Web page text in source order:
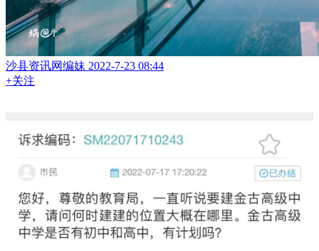
沙县资讯网编妹 2022-7-23 08:44
+关注